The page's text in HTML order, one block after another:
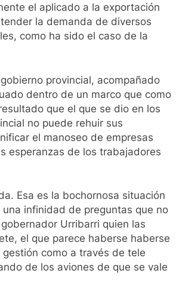
el aplicado a la exportación
la demanda de diversos
como ha sido el caso de la
provincial, acompañado
dentro de un marco que como
que el que se dio en los
no puede rehuir sus
el manoseo de empresas
esperanzas de los trabajadores
Esa es la bochornosa situación
infinidad de preguntas que no
Urribarri quien las
el que parece haberse haberse
como a través de tele
de los aviones de que se vale